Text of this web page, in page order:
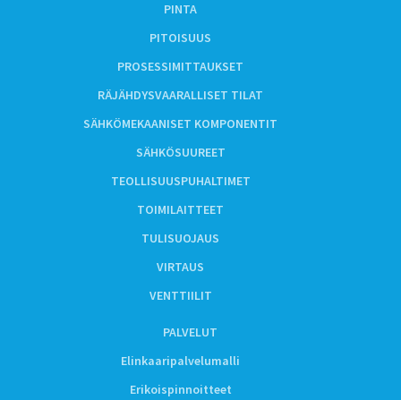
PINTA
PITOISUUS
PROSESSIMITTAUKSET
RÄJÄHDYSVAARALLISET TILAT
SÄHKÖMEKAANISET KOMPONENTIT
SÄHKÖSUUREET
TEOLLISUUSPUHALTIMET
TOIMILAITTEET
TULISUOJAUS
VIRTAUS
VENTTIILIT
PALVELUT
Elinkaaripalvelumalli
Erikoispinnoitteet